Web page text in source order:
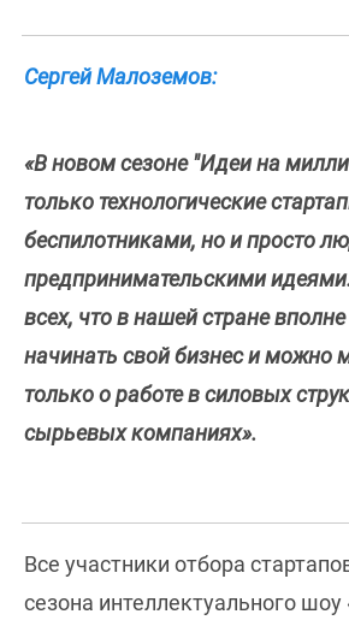
Сергей Малоземов:
«В новом сезоне "Идеи на
только технологические
беспилотниками, но и просто
предпринимательскими
всех, что в нашей стране
начинать свой бизнес и можно
только о работе в силовых
сырьевых компаниях».
Все участники отбора
сезона интеллектуального шоу